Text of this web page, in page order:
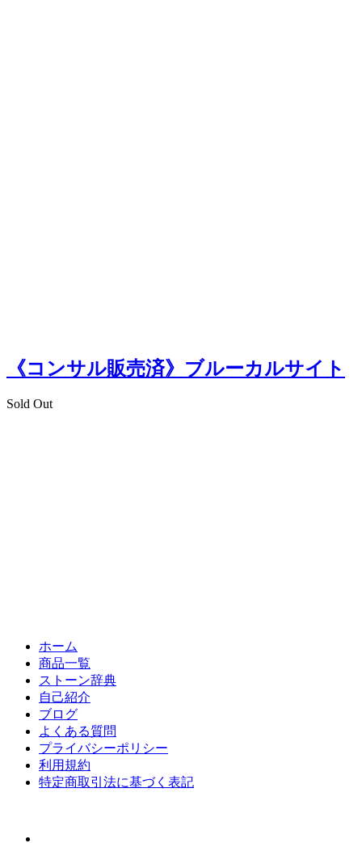
《コンサル販売済》ブルーカルサイト
Sold Out
ホーム
商品一覧
ストーン辞典
自己紹介
ブログ
よくある質問
プライバシーポリシー
利用規約
特定商取引法に基づく表記